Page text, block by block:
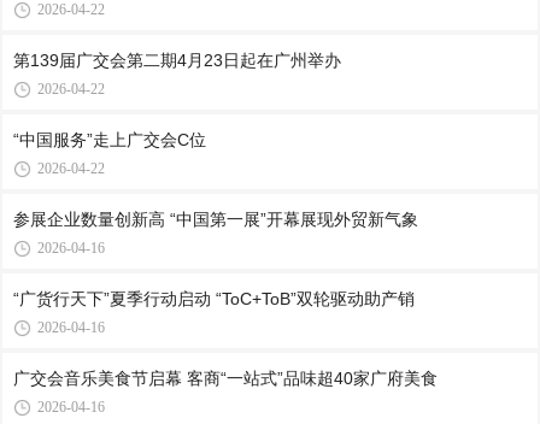
2026-04-22
第139届广交会第二期4月23日起在广州举办
2026-04-22
“中国服务”走上广交会C位
2026-04-22
参展企业数量创新高 “中国第一展”开幕展现外贸新气象
2026-04-16
“广货行天下”夏季行动启动 “ToC+ToB”双轮驱动助产销
2026-04-16
广交会音乐美食节启幕 客商“一站式”品味超40家广府美食
2026-04-16